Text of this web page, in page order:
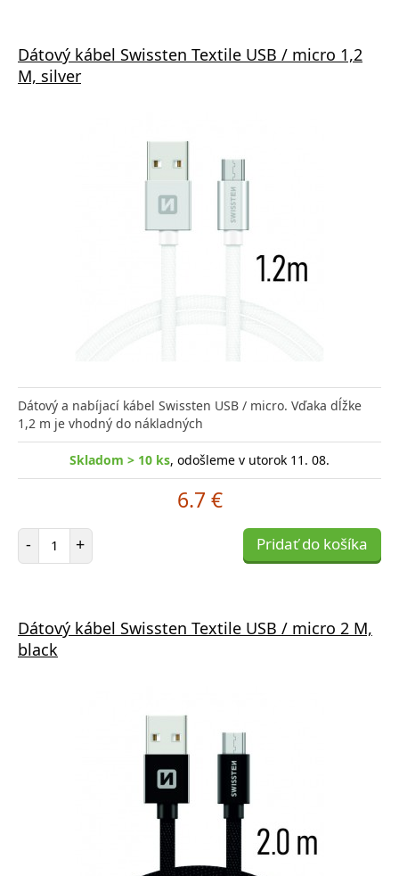
Dátový kábel Swissten Textile USB / micro 1,2
M, silver
Dátový a nabíjací kábel Swissten USB / micro. Vďaka dĺžke
1,2 m je vhodný do nákladných
Skladom > 10 ks, odošleme v utorok 11. 08.
6.7 €
- Počet položiek
+ Pridať do košíka
Dátový kábel Swissten Textile USB / micro 2 M,
black